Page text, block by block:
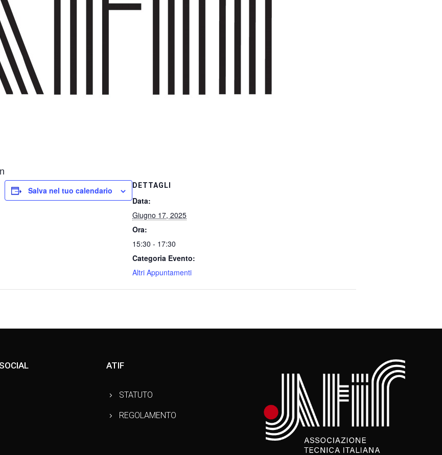
Salva nel tuo calendario DETTAGLI
Data:
Giugno 17, 2025
Ora:
15:30 - 17:30
Categoria Evento:
Altri Appuntamenti
ATIF
STATUTO
REGOLAMENTO